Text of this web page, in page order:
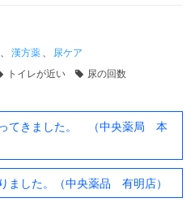
漢方薬 尿ケア
トイレが近い 尿の回数
てきました。 （中央薬局 本
ました。（中央薬品 有明店）